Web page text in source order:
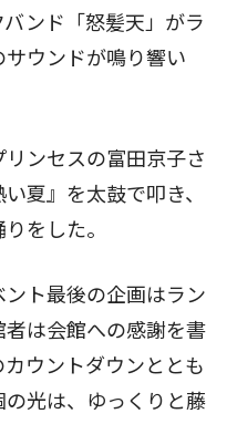
ンド「怒髪天」がラ
ウンドが鳴り響い
ンセスの富田京子さ
夏』を太鼓で叩き、
をした。
ト最後の企画はラン
は会館への感謝を書
ウントダウンととも
光は、ゆっくりと藤